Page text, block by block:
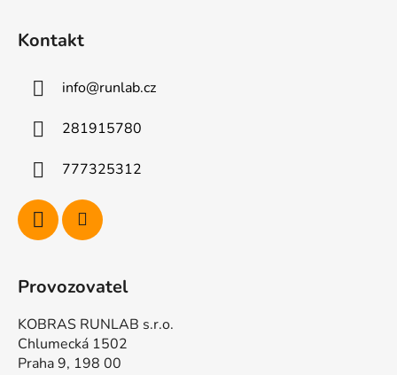
Kontakt
info@runlab.cz
281915780
777325312
Provozovatel
KOBRAS RUNLAB s.r.o.
Chlumecká 1502
Praha 9, 198 00